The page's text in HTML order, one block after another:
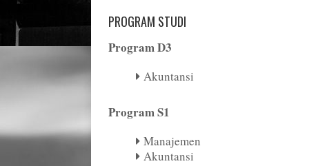
PROGRAM STUDI
Program D3
Akuntansi
Program S1
Manajemen
Akuntansi